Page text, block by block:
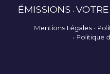
ÉMISSIONS
Mentions Légales
Politique